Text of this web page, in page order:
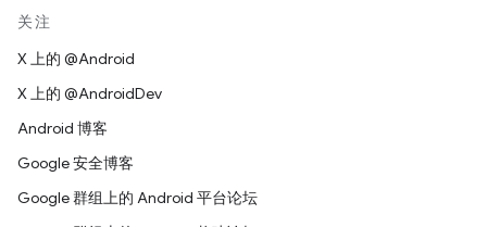
关注
X 上的 @Android
X 上的 @AndroidDev
Android 博客
Google 安全博客
Google 群组上的 Android 平台论坛